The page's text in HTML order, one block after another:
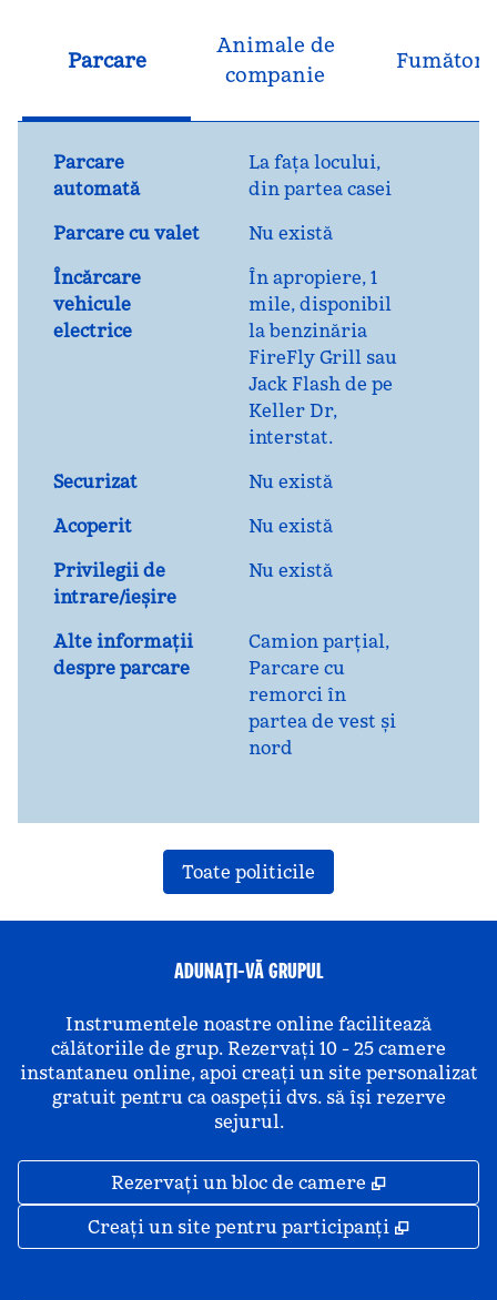
Parcare
Animale de
companie
Fumători
Parcare
automată
La fața locului,
din partea casei
Parcare cu valet
Nu există
Încărcare
vehicule
electrice
În apropiere, 1
mile, disponibil
la benzinăria
FireFly Grill sau
Jack Flash de pe
Keller Dr,
interstat.
Securizat
Nu există
Acoperit
Nu există
Privilegii de
intrare/ieșire
Nu există
Alte informații
despre parcare
Camion parțial,
Parcare cu
remorci în
partea de vest și
nord
Toate politicile
ADUNAȚI-VĂ GRUPUL
Instrumentele noastre online facilitează
călătoriile de grup. Rezervați 10 - 25 camere
instantaneu online, apoi creați un site personalizat
gratuit pentru ca oaspeții dvs. să își rezerve
sejurul.
Rezervați un bloc de camere ,
Creați un site pentru participanți ,